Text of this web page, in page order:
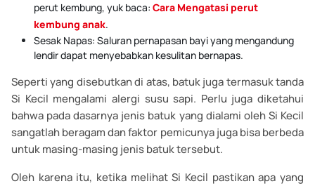
perut kembung, yuk baca: Cara Mengatasi perut
kembung anak.
Sesak Napas: Saluran pernapasan bayi yang mengandung
lendir dapat menyebabkan kesulitan bernapas.
Seperti yang disebutkan di atas, batuk juga termasuk tanda
Si Kecil mengalami alergi susu sapi. Perlu juga diketahui
bahwa pada dasarnya jenis batuk yang dialami oleh Si Kecil
sangatlah beragam dan faktor pemicunya juga bisa berbeda
untuk masing-masing jenis batuk tersebut.
Oleh karena itu, ketika melihat Si Kecil pastikan apa yang